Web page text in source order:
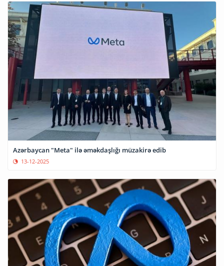
Azərbaycan "Meta" ilə əməkdaşlığı müzakirə edib
13-12-2025